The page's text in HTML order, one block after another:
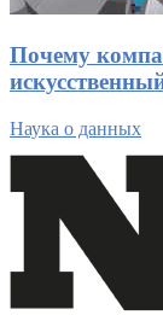
Почему
Наука о данных